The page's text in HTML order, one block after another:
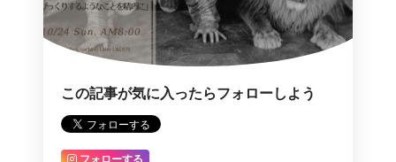
この記事が気に入ったらフォローしよう
フォローする